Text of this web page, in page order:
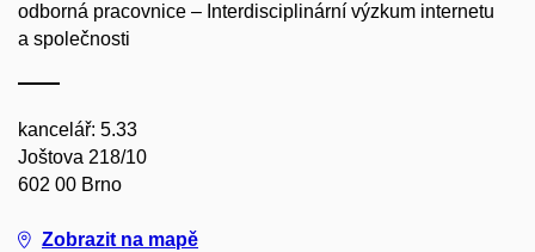
odborná pracovnice – Interdisciplinární výzkum internetu
a společnosti
kancelář: 5.33
Joštova 218/10
602 00 Brno
Zobrazit na mapě